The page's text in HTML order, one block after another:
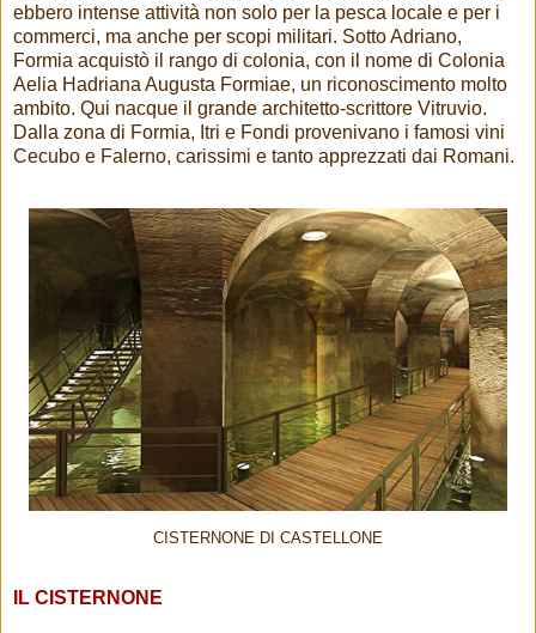
ebbero intense attività non solo per la pesca locale e per i
commerci, ma anche per scopi militari. Sotto Adriano,
Formia acquistò il rango di colonia, con il nome di Colonia
Aelia Hadriana Augusta Formiae, un riconoscimento molto
ambito. Qui nacque il grande architetto-scrittore Vitruvio.
Dalla zona di Formia, Itri e Fondi provenivano i famosi vini
Cecubo e Falerno, carissimi e tanto apprezzati dai Romani.
CISTERNONE DI CASTELLONE
IL CISTERNONE